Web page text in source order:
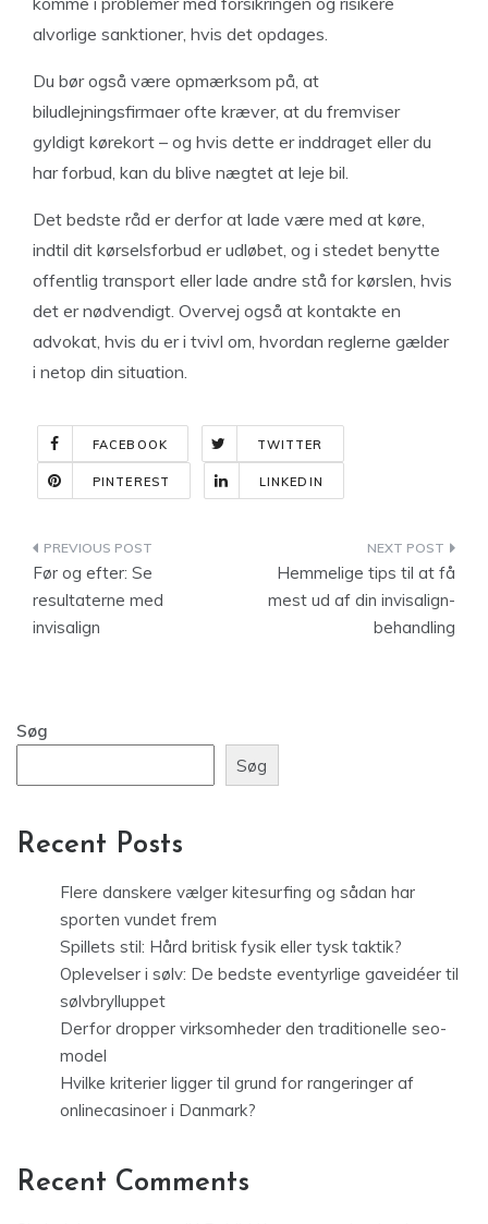
alvorlige sanktioner, hvis det opdages.
Du bør også være opmærksom på, at
biludlejningsfirmaer ofte kræver, at du fremviser
gyldigt kørekort – og hvis dette er inddraget eller du
har forbud, kan du blive nægtet at leje bil.
Det bedste råd er derfor at lade være med at køre,
indtil dit kørselsforbud er udløbet, og i stedet benytte
offentlig transport eller lade andre stå for kørslen, hvis
det er nødvendigt. Overvej også at kontakte en
advokat, hvis du er i tvivl om, hvordan reglerne gælder
i netop din situation.
FACEBOOK TWITTER
PINTEREST LINKEDIN
Indlægsnavigation
Før og efter: Se
resultaterne med
invisalign
Hemmelige tips til at få
mest ud af din invisalign-
behandling
Søg
Søg
Recent Posts
Flere danskere vælger kitesurfing og sådan har
sporten vundet frem
Spillets stil: Hård britisk fysik eller tysk taktik?
Oplevelser i sølv: De bedste eventyrlige gaveidéer til
sølvbrylluppet
Derfor dropper virksomheder den traditionelle seo-
model
Hvilke kriterier ligger til grund for rangeringer af
onlinecasinoer i Danmark?
Recent Comments